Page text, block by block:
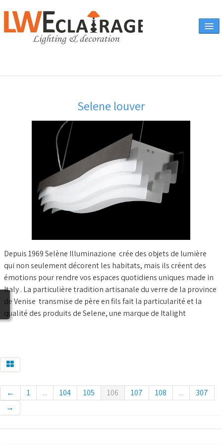
Eclairages & produits
Catalogue
Selene louver
Depuis 1969 Selène Illuminazione crée des objets de lumière
qui non seulement décorent les habitats, mais ils créent des
émotions pour rendre vos espaces quotidiens uniques made in
Italy . La particulière tradition artisanale du verre de la province
de Venise transmise de père en fils fait la particularité et la
qualité des produits de Selene, une marque de Italight
← 1 ... 104 105 106 107 108 ...
307
→